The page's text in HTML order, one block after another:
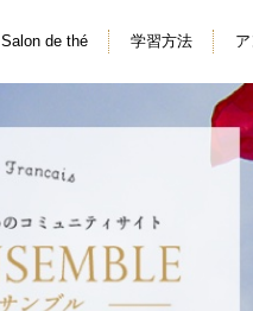
Salon de thé 学習方法